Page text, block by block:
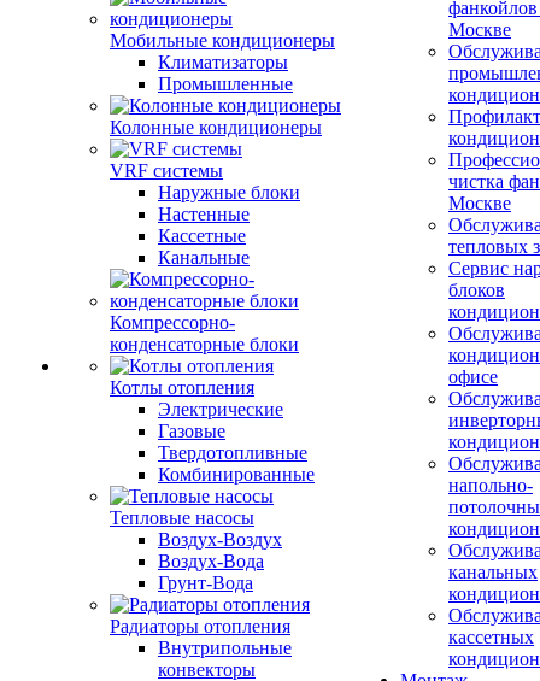
Мобильные кондиционеры
Климатизаторы
Промышленные
Колонные кондиционеры
VRF системы
Наружные блоки
Настенные
Кассетные
Канальные
Компрессорно-
конденсаторные блоки
Котлы отопления
Электрические
Газовые
Твердотопливные
Комбинированные
Тепловые насосы
Воздух-Воздух
Воздух-Вода
Грунт-Вода
Радиаторы отопления
Внутрипольные
конвекторы
Москве
чистка
Москве
тепловых
Сервис
блоков
офисе
напольно-
канальных
кассетных